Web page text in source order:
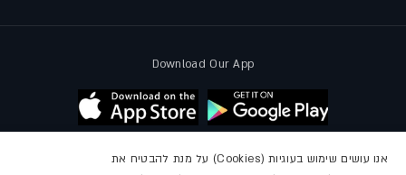
Download Our App
אנו עושים שימוש בעוגיות (Cookies) על מנת להבטיח את